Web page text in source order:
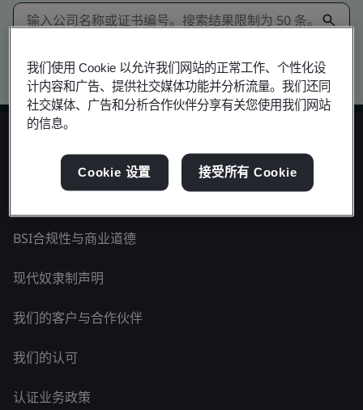
Kitemark advanced search
了解BSI - 中国
BSI合规性与商业道德
现代奴隶制声明
我们的客户与合作伙伴
我们的认可
认证业务政策
我们使用 Cookie 以允许我们网站的正常工作、个性化设
计内容和广告、提供社交媒体功能并分析流量。我们还同
社交媒体、广告和分析合作伙伴分享有关您使用我们网站
的信息。
Cookie 设置 接受所有 Cookie